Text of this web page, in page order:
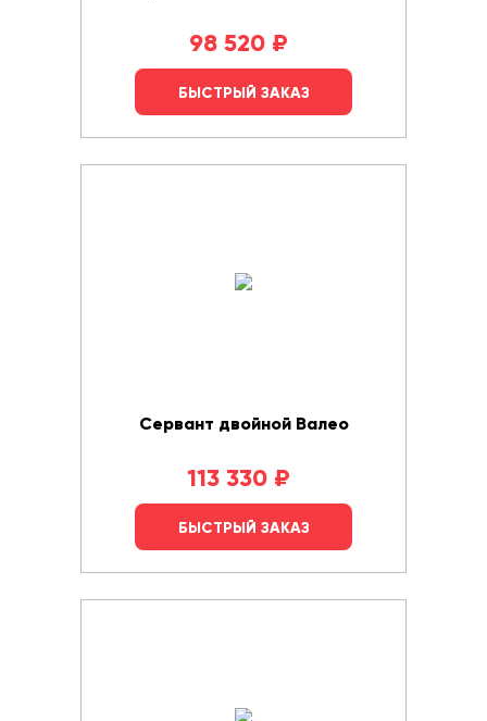
98 520 ₽
БЫСТРЫЙ ЗАКАЗ
Сервант двойной Валео
113 330 ₽
БЫСТРЫЙ ЗАКАЗ